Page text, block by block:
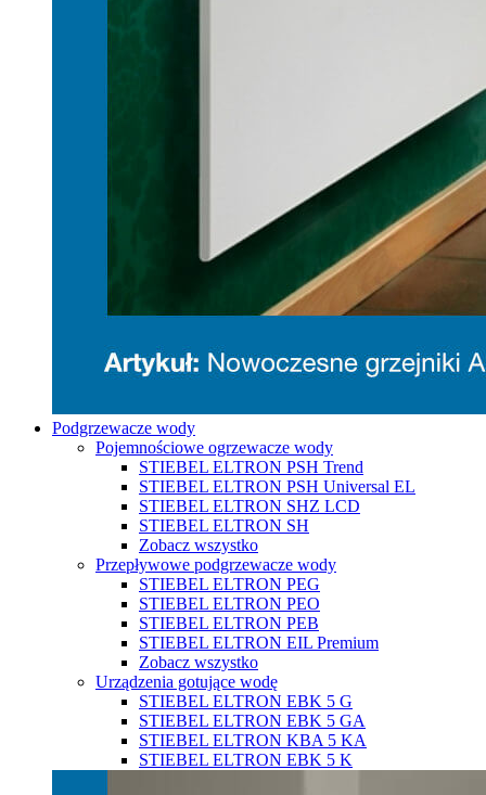
Podgrzewacze wody
Pojemnościowe ogrzewacze wody
STIEBEL ELTRON PSH Trend
STIEBEL ELTRON PSH Universal EL
STIEBEL ELTRON SHZ LCD
STIEBEL ELTRON SH
Zobacz wszystko
Przepływowe podgrzewacze wody
STIEBEL ELTRON PEG
STIEBEL ELTRON PEO
STIEBEL ELTRON PEB
STIEBEL ELTRON EIL Premium
Zobacz wszystko
Urządzenia gotujące wodę
STIEBEL ELTRON EBK 5 G
STIEBEL ELTRON EBK 5 GA
STIEBEL ELTRON KBA 5 KA
STIEBEL ELTRON EBK 5 K